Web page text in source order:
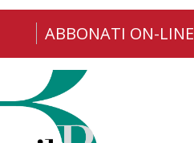
ABBONATI ON-LINE